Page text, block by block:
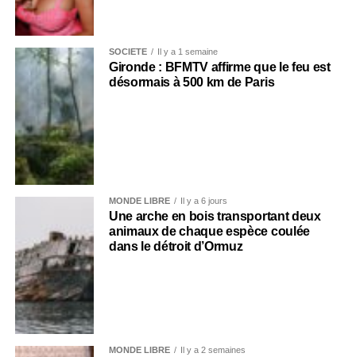
SOCIÉTÉ Il y a 1 semaine
Gironde : BFMTV affirme que le feu est
désormais à 500 km de Paris
MONDE LIBRE Il y a 6 jours
Une arche en bois transportant deux
animaux de chaque espèce coulée
dans le détroit d’Ormuz
MONDE LIBRE Il y a 2 semaines